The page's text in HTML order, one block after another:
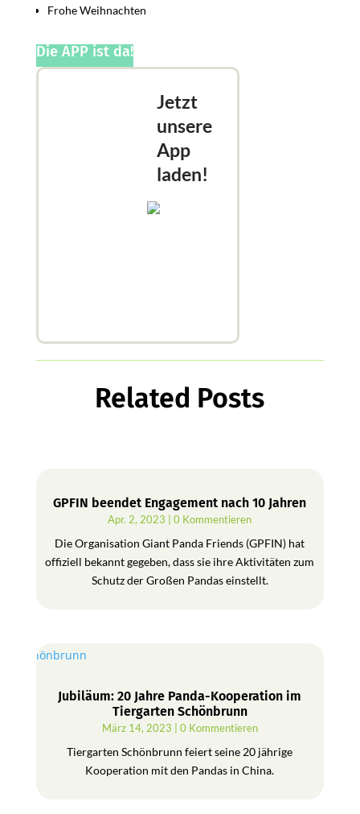
Frohe Weihnachten
Die APP ist da!
Jetzt
unsere
App
laden!
Related Posts
GPFIN beendet Engagement nach 10 Jahren
Apr. 2, 2023 | 0 Kommentieren
Die Organisation Giant Panda Friends (GPFIN) hat
offiziell bekannt gegeben, dass sie ihre Aktivitäten zum
Schutz der Großen Pandas einstellt.
Jubiläum: 20 Jahre Panda-Kooperation im
Tiergarten Schönbrunn
März 14, 2023 | 0 Kommentieren
Tiergarten Schönbrunn feiert seine 20 jährige
Kooperation mit den Pandas in China.